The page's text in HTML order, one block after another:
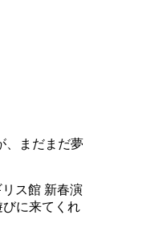
、まだまだ夢
ス館 新春演
に来てくれ